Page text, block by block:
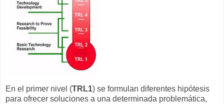
En el primer nivel (TRL1) se formulan diferentes hipótesis
para ofrecer soluciones a una determinada problemática,